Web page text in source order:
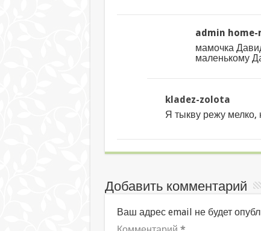
admin
мамочка
маленькому
kladez-zolota
Я тыкву режу мелко,
Добавить комментарий
Ваш адрес email не будет